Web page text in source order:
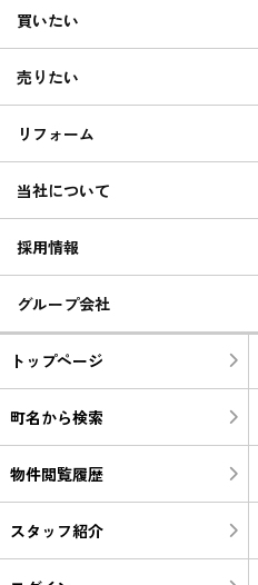
買いたい
売りたい
リフォーム
当社について
採用情報
グループ会社
トップページ
町名から検索
物件閲覧履歴
スタッフ紹介